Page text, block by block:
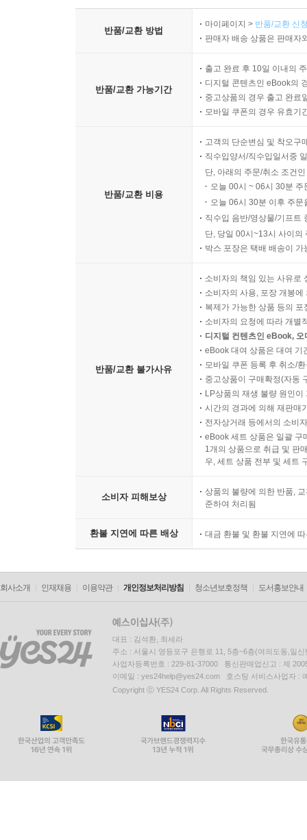
반품/교환 방법
마이페이지 > 반품/교환 신
판매자 배송 상품은 판매자
반품/교환 가능기간
출고 완료 후 10일 이내의
디지털 콘텐츠인 eBook의
중고상품의 경우 출고 완료
모바일 쿠폰의 경우 유효기
반품/교환 비용
고객의 단순변심 및 착오구
직수입양서/직수입일서중
단, 아래의 주문/취소 조건
오늘 00시 ~ 06시 30분
오늘 06시 30분 이후 주
직수입 음반/영상물/기프트
단, 당일 00시~13시 사이의
박스 포장은 택배 배송이
반품/교환 불가사유
소비자의 책임 있는 사유로
소비자의 사용, 포장 개봉
복제가 가능한 상품 등의
소비자의 요청에 따라 개별
디지털 컨텐츠인 eBook,
eBook 대여 상품은 대여 기
모바일 쿠폰 등록 후 취소/
중고상품이 구매확정(자동
LP상품의 재생 불량 원인
시간의 경과에 의해 재판매
전자상거래 등에서의 소비
eBook 세트 상품은 일괄 구
1개의 상품으로 취급 및 판
우, 세트 상품 전부 및 세트
소비자 피해보상
상품의 불량에 의한 반품,
준하여 처리됨
환불 지연에 따른 배상 대금 환불 및 환불 지연에
회사소개 인재채용 이용약관 개인정보처리방침 청소년보호정책 도서홍보안내
대표 : 김석환, 최세라
주소 : 서울시 영등포구 은행로 11, 5층~6층(여의도동,일신
사업자등록번호 : 229-81-37000 통신판매업신고 : 제
이메일 : yes24help@yes24.com 호스팅 서비스사업자 :
Copyright ⓒ YES24 Corp. All Rights Reserved.